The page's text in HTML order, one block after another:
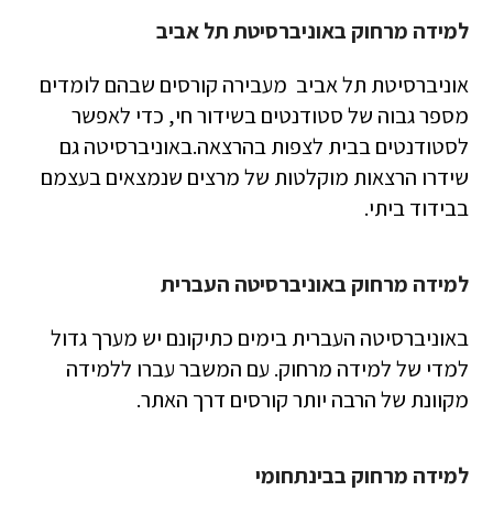
למידה מרחוק באוניברסיטת תל אביב
אוניברסיטת תל אביב מעבירה קורסים שבהם לומדים
מספר גבוה של סטודנטים בשידור חי, כדי לאפשר
לסטודנטים בבית לצפות בהרצאה.באוניברסיטה גם
שידרו הרצאות מוקלטות של מרצים שנמצאים בעצמם
בבידוד ביתי.
למידה מרחוק באוניברסיטה העברית
באוניברסיטה העברית בימים כתיקונם יש מערך גדול
למדי של למידה מרחוק. עם המשבר עברו ללמידה
מקוונת של הרבה יותר קורסים דרך האתר.
למידה מרחוק בבינתחומי